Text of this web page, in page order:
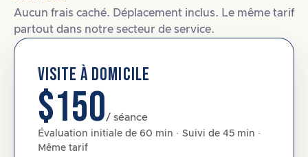
Aucun frais caché. Déplacement inclus. Le même tarif
partout dans notre secteur de service.
VISITE À DOMICILE
$150/ séance
Évaluation initiale de 60 min · Suivi de 45 min ·
Même tarif